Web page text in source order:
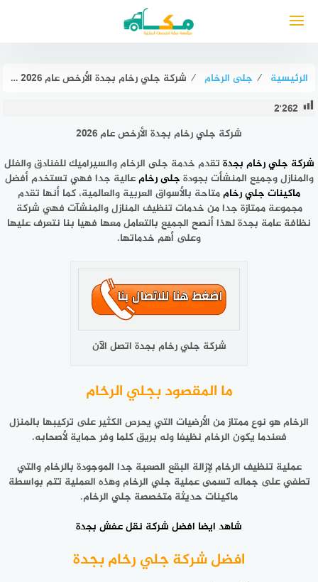
الرئيسية ⁄ جلى الرخام ⁄ شركة جلي رخام بجدة الأرخص عام ٢٠٢٦ مكة لجلى وتلميع الرخام
2٬262
شركة جلي رخام بجدة الأرخص عام ٢٠٢ ٦
شركة جلي رخام بجدةتقدم خدمة جلى الرخام والسيراميك للفنادق والفلل
والمنازل وجميع المنشأت بجودة جلى رخامعالية جدا فهي تستخدم أفضل
ماكينات جلي رخاممتاحة بالأسواق العربية والعالمية، كما أنها تقدم
مجموعة ممتازة جدا من خدمات تنظيف المنازل والمنشآت فهي شركة
نظافة عامة بجدة لهذا أنصح الجميع بالتعامل معها فهيا بنا نتعرف عليها
وعلى أهم خدماتها.
شركة جلي رخام بجدة اتصل الآن
ما المقصود بجلي الرخام
الرخام هو نوع ممتاز من الأرضيات التي يحرص الكثير على تركيبها بالمنزل
فعندما يكون الرخام نظيفا وله بريق كلما وفر حماية لأصحابه.
عملية تنظيف الرخام لإزالة البقع الصعبة جدا الموجودة بالرخام والتي
تطفي على جماله تسمى عملية جلي الرخام وهذه العملية تتم بواسطة
ماكينات حديثة متخصصة جلي الرخام.
شاهد ايضا افضل شركة نقل عفش بجدة
افضل شركة جلي رخام بجدة